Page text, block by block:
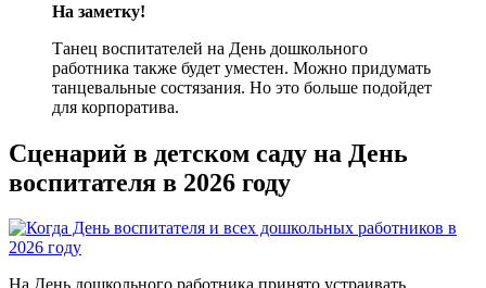
На заметку!
Танец воспитателей на День дошкольного
работника также будет уместен. Можно придумать
танцевальные состязания. Но это больше подойдет
для корпоратива.
Сценарий в детском саду на День
воспитателя в 2026 году